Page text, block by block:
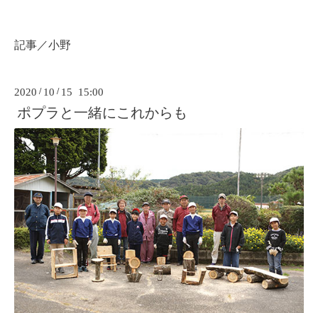
記事／小野
2020 / 10 / 15 15:00
ポプラと一緒にこれからも